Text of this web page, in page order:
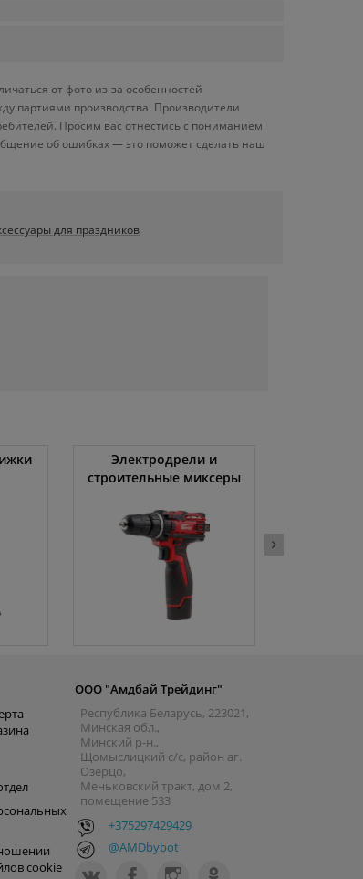
от фото из-за особенностей
партиями производства. Производители
Просим вас отнестись с пониманием
об ошибках — это поможет сделать наш
для праздников
Электродрели и
строительные миксеры
cookie
ООО "Амдбай Трейдинг"
Республика Беларусь, 223021,
Минская обл.,
Минский р-н.,
Щомыслицкий с/с, район аг.
Озерцо,
Меньковский тракт, дом 2,
помещение 533
+375297429429
@AMDbybot